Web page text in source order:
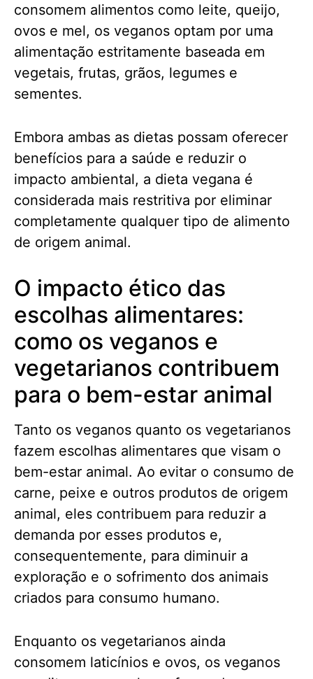
consomem alimentos como leite, queijo,
ovos e mel, os veganos optam por uma
alimentação estritamente baseada em
vegetais, frutas, grãos, legumes e
sementes.
Embora ambas as dietas possam oferecer
benefícios para a saúde e reduzir o
impacto ambiental, a dieta vegana é
considerada mais restritiva por eliminar
completamente qualquer tipo de alimento
de origem animal.
O impacto ético das
escolhas alimentares:
como os veganos e
vegetarianos contribuem
para o bem-estar animal
Tanto os veganos quanto os vegetarianos
fazem escolhas alimentares que visam o
bem-estar animal. Ao evitar o consumo de
carne, peixe e outros produtos de origem
animal, eles contribuem para reduzir a
demanda por esses produtos e,
consequentemente, para diminuir a
exploração e o sofrimento dos animais
criados para consumo humano.
Enquanto os vegetarianos ainda
consomem laticínios e ovos, os veganos